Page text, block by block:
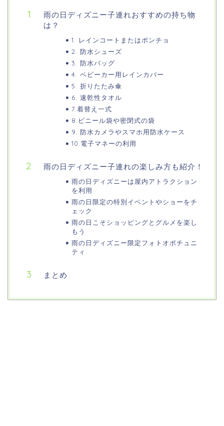
雨の日ディズニー子連れおすすめの持ち物
は？
1. レインコートまたはポンチョ
2. 防水シューズ
3. 防水バッグ
4. ベビーカー用レインカバー
5. 折りたたみ傘
6. 速乾性タオル
7.着替え一式
8.ビニール袋や密閉式の袋
9. 防水カメラやスマホ用防水ケース
10.電子マネーの利用
雨の日ディズニー子連れの楽しみ方も紹介！
雨の日ディズニーは屋内アトラクション
を利用
雨の日限定の特別イベントやショーをチ
ェック
雨の日こそショッピングとグルメを楽し
もう
雨の日ディズニー限定フォトオポチュニ
ティ
まとめ